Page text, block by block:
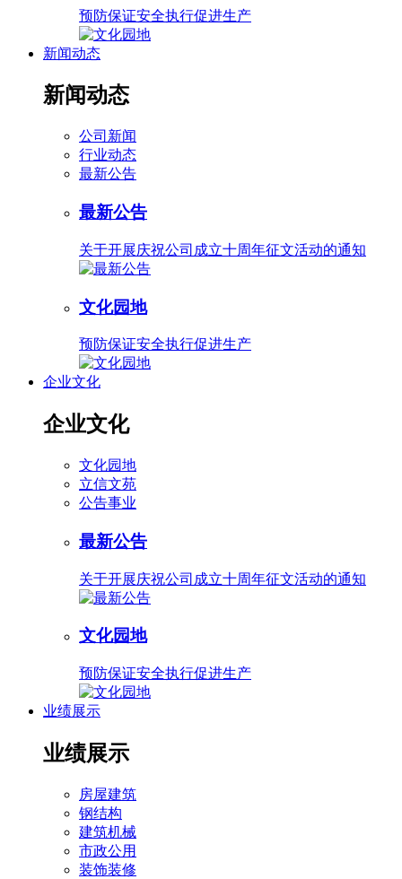
预防保证安全执行促进生产
新闻动态
新闻动态
公司新闻
行业动态
最新公告
最新公告
关于开展庆祝公司成立十周年征文活动的通知
文化园地
预防保证安全执行促进生产
企业文化
企业文化
文化园地
立信文苑
公告事业
最新公告
关于开展庆祝公司成立十周年征文活动的通知
文化园地
预防保证安全执行促进生产
业绩展示
业绩展示
房屋建筑
钢结构
建筑机械
市政公用
装饰装修